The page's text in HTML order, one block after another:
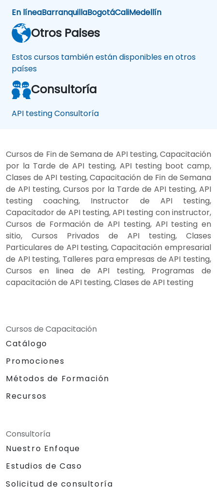
En líneaBarranquillaBogotáCaliMedellín
Otros Paises
Estos cursos también están disponibles en otros
países
Consultoría
API testing Consultoría
Cursos de Fin de Semana de API testing, Capacitación
por la Tarde de API testing, API testing boot camp,
Clases de API testing, Capacitación de Fin de Semana
de API testing, Cursos por la Tarde de API testing, API
testing coaching, Instructor de API testing,
Capacitador de API testing, API testing con instructor,
Cursos de Formación de API testing, API testing en
sitio, Cursos Privados de API testing, Clases
Particulares de API testing, Capacitación empresarial
de API testing, Talleres para empresas de API testing,
Cursos en linea de API testing, Programas de
capacitación de API testing, Clases de API testing
Cursos de Capacitación
Catálogo
Promociones
Métodos de Formación
Recursos
Consultoría
Nuestro Enfoque
Estudios de Caso
Solicitud de consultoría